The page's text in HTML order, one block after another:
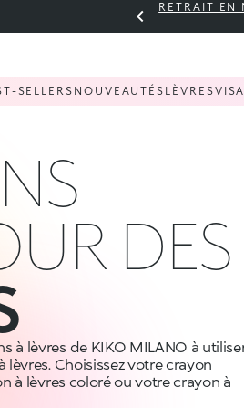
RETRAIT EN
SELLERSNOUVEAUTÉS LÈVRES
DES
à lèvres de KIKO MILANO à
Choisissez votre crayon
à lèvres coloré ou votre crayon à